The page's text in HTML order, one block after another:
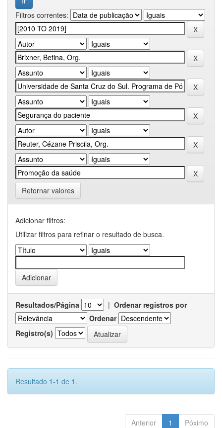
Filtros correntes:
Retornar valores
Adicionar filtros:
Utilizar filtros para refinar o resultado de busca.
Resultados/Página | Ordenar registros por
Ordenar
Registro(s)
Resultado 1-1 de 1.
Anterior 1 Póximo